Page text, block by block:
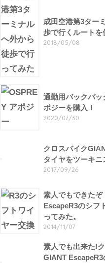
成田空港第3ター
歩で行くルートを
2018/05/08
通勤用バックパ
ポジーを購入！
2020/07/30
クロスバイク
タイヤをツーキ
2017/09/26
素人でもできたぞ
EscapeR3のシフ
ってみた。
2014/11/07
素人でも出来た!
GIANT EscapeR3